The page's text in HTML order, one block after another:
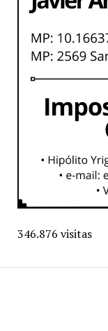
346.876 visitas